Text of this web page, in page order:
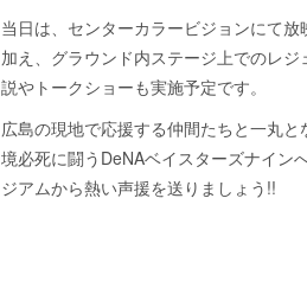
当日は、センターカラービジョンにて
加え、グラウンド内ステージ上でのレ
説やトークショーも実施予定です。
広島の現地で応援する仲間たちと一丸
境必死に闘うDeNAベイスターズナイン
ジアムから熱い声援を送りましょう!!